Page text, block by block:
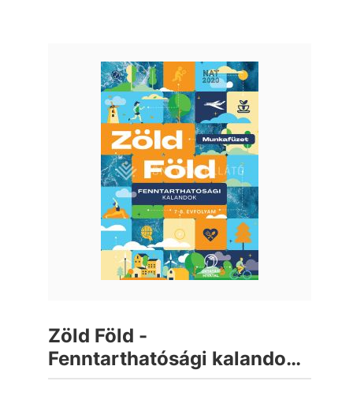
Zöld Föld -
Fenntarthatósági kalandok
Munkafüzet 7–8. évfolyam